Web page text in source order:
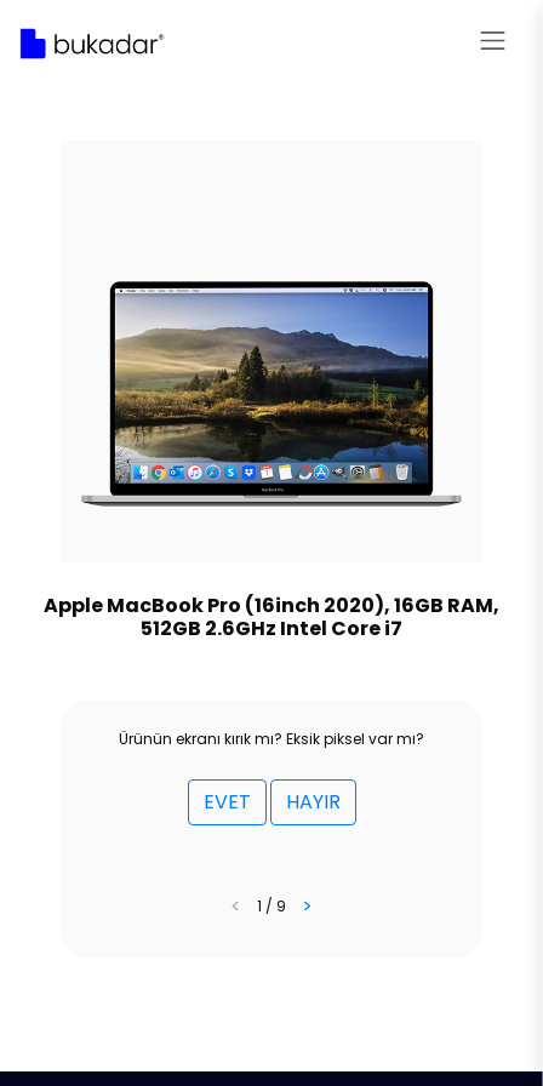
Apple MacBook Pro (16inch 2020), 16GB RAM,
512GB 2.6GHz Intel Core i7
Ürünün ekranı kırık mı? Eksik piksel var mı?
EVET HAYIR
< 1 / 9 >